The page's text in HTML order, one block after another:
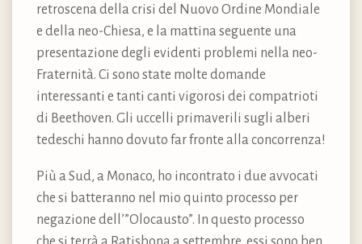
retroscena della crisi del Nuovo Ordine Mondiale
e della neo-Chiesa, e la mattina seguente una
presentazione degli evidenti problemi nella neo-
Fraternità. Ci sono state molte domande
interessanti e tanti canti vigorosi dei compatrioti
di Beethoven. Gli uccelli primaverili sugli alberi
tedeschi hanno dovuto far fronte alla concorrenza!
Più a Sud, a Monaco, ho incontrato i due avvocati
che si batteranno nel mio quinto processo per
negazione dell’”Olocausto”. In questo processo